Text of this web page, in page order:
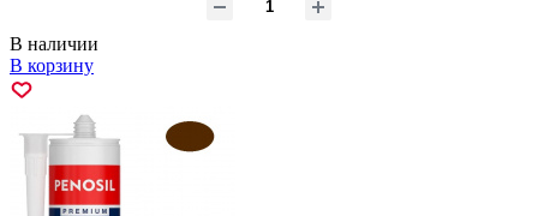
В наличии
В корзину